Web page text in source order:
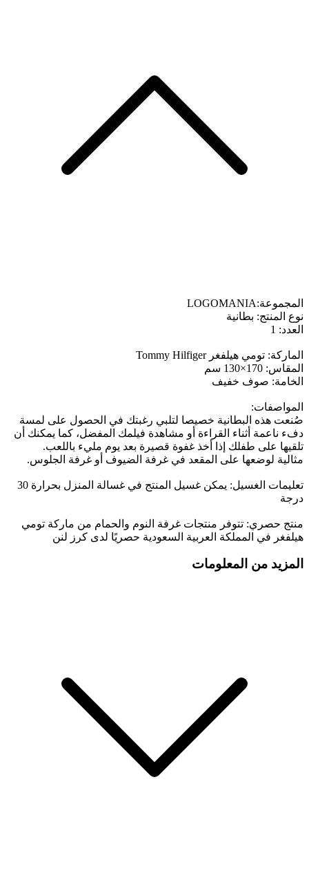
المجموعة:LOGOMANIA
نوع المنتج: بطانية
العدد: 1
الماركة: تومي هيلفغر Tommy Hilfiger
المقاس: 170×130 سم
الخامة: صوف خفيف
المواصفات:
صُنعت هذه البطانية خصيصا لتلبي رغبتك في الحصول على لمسة
دفء ناعمة أثناء القراءة أو مشاهدة فيلمك المفضل، كما يمكنك أن
تلقيها على طفلك إذا أخذ غفوة قصيرة بعد يوم مليء باللعب.
مثالية لوضعها على المقعد في غرفة الضيوف أو غرفة الجلوس.
تعليمات الغسيل: يمكن غسيل المنتج في غسالة المنزل بحرارة 30
درجة
منتج حصري: تتوفر منتجات غرفة النوم والحمام من ماركة تومي
هيلفغر في المملكة العربية السعودية حصريًا لدى كرز لنن
المزيد من المعلومات